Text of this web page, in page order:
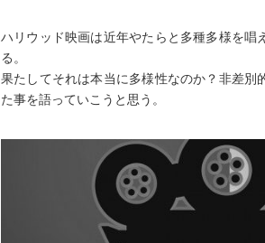
ハリウッド映画は近年やたらと多種多様を唱
る。
果たしてそれは本当に多様性なのか？非差別
た事を語っていこうと思う。